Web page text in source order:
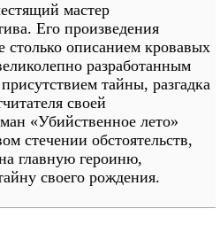
мастер
Его произведения
столько описанием кровавых
разработанным
тайны, разгадка
своей
«Убийственное лето»
стечении обстоятельств,
главную героиню,
своего рождения.